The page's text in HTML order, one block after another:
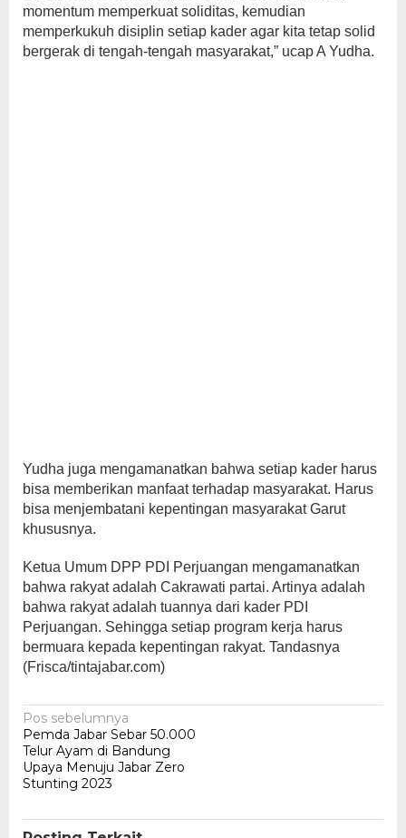
momentum memperkuat soliditas, kemudian
memperkukuh disiplin setiap kader agar kita tetap solid
bergerak di tengah-tengah masyarakat,” ucap A Yudha.
Yudha juga mengamanatkan bahwa setiap kader harus
bisa memberikan manfaat terhadap masyarakat. Harus
bisa menjembatani kepentingan masyarakat Garut
khususnya.
Ketua Umum DPP PDI Perjuangan mengamanatkan
bahwa rakyat adalah Cakrawati partai. Artinya adalah
bahwa rakyat adalah tuannya dari kader PDI
Perjuangan. Sehingga setiap program kerja harus
bermuara kepada kepentingan rakyat. Tandasnya
(Frisca/tintajabar.com)
Navigasi
pos
Pos sebelumnya
Pemda Jabar Sebar 50.000
Telur Ayam di Bandung
Upaya Menuju Jabar Zero
Stunting 2023